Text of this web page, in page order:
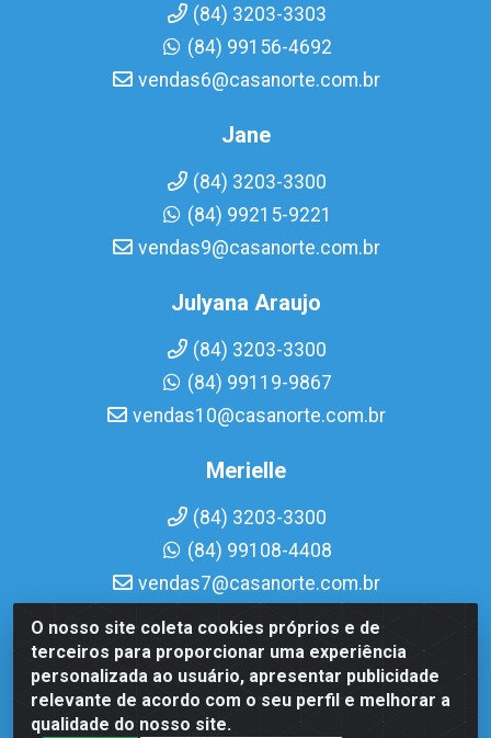
O nosso site coleta cookies próprios e de
terceiros para proporcionar uma experiência
personalizada ao usuário, apresentar publicidade
relevante de acordo com o seu perfil e melhorar a
qualidade do nosso site.
(84) 3203-3303
(84) 99156-4692
vendas6@casanorte.com.br
Jane
(84) 3203-3300
(84) 99215-9221
vendas9@casanorte.com.br
Julyana Araujo
(84) 3203-3300
(84) 99119-9867
vendas10@casanorte.com.br
Merielle
(84) 3203-3300
(84) 99108-4408
vendas7@casanorte.com.br
Casa Norte LTDA - Av. Interventor Mário Câmara, 1815 -
Dix-Sept Rosado, Natal/RN - CEP 59054-600 - CNPJ
08.713.513/0001-51